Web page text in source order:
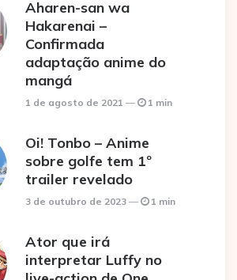
Aharen-san wa
Hakarenai –
Confirmada
adaptação anime do
mangá
1 de agosto de 2021 1 min
Oi! Tonbo – Anime
sobre golfe tem 1º
trailer revelado
3 de outubro de 2023 1 min
Ator que irá
interpretar Luffy no